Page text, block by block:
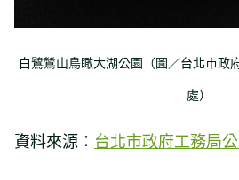
白鷺鷥山鳥瞰大湖公園（圖／台北市政
處）
資料來源： 台北市政府工務局